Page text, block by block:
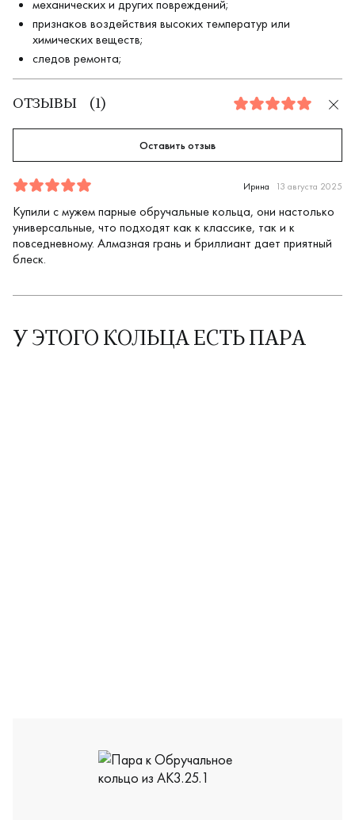
механических и других повреждений;
признаков воздействия высоких температур или
химических веществ;
следов ремонта;
ОТЗЫВЫ ( 1) 5.0
Оставить отзыв
Отзыв
1
5.0
5 Ирина 13 августа 2025
Купили с мужем парные обручальные кольца, они настолько
универсальные, что подходят как к классике, так и к
повседневному. Алмазная грань и бриллиант дает приятный
блеск.
У ЭТОГО КОЛЬЦА ЕСТЬ ПАРА